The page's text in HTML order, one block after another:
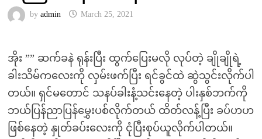
by admin March 25, 2021
အိုး ”” ဆက်ခနဲ ရုန်းပြီး ထွက်ပြေးမလို လုပ်တဲ့ ချိုချိုရဲ့
ခါးသိမ်ကလေးကို လှမ်းဖက်ပြီး ရင်ခွင်ထဲ ဆွဲသွင်းလိုက်ပါ
တယ်။ ရှင်မတောင် သနပ်ခါးနံ့သင်းနေတဲ့ ပါးနှစ်ဘက်ကို
ဘယ်ပြန်ညာပြန်မွှေးပစ်လိုက်တယ် ထိတ်လန့်ပြီး ခပ်ဟဟ
ဖြစ်နေတဲ့ နှုတ်ခပ်းလေးကို ငုံပြီးစုပ်ယူလိုက်ပါတယ်။